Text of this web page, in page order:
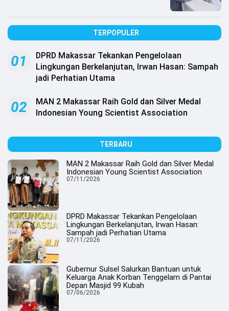
©
Copyright
Djournalist.com
Reserved
TERPOPULER
01
DPRD Makassar Tekankan Pengelolaan
Lingkungan Berkelanjutan, Irwan Hasan: Sampah
jadi Perhatian Utama
02
MAN 2 Makassar Raih Gold dan Silver Medal
Indonesian Young Scientist Association
TERBARU
MAN 2 Makassar Raih Gold dan Silver Medal
Indonesian Young Scientist Association
07/11/2026
DPRD Makassar Tekankan Pengelolaan
Lingkungan Berkelanjutan, Irwan Hasan:
Sampah jadi Perhatian Utama
07/11/2026
Gubernur Sulsel Salurkan Bantuan untuk
Keluarga Anak Korban Tenggelam di Pantai
Depan Masjid 99 Kubah
07/06/2026